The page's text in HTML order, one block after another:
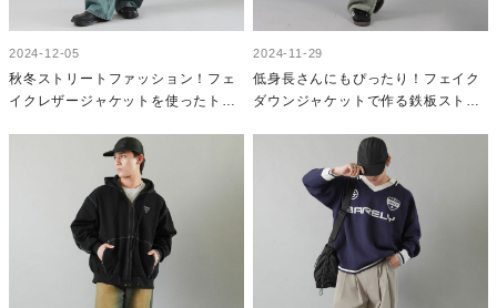
2024-12-05
秋冬ストリートファッション！フェ
イクレザージャケットを使ったトレ
2024-11-29
低身長さんにもぴったり！フェイク
ダウンジャケットで作る鉄板ストリ